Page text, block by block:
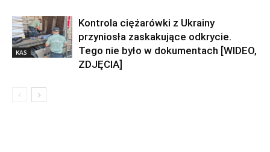
KAS
Kontrola ciężarówki z Ukrainy
przyniosła zaskakujące odkrycie.
Tego nie było w dokumentach [WIDEO,
ZDJĘCIA]